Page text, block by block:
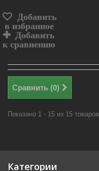
Добавить
в избранное
Добавить
к сравнению
Сравнить (0)
Показано 1 - 15 из 15 товаров
Категории